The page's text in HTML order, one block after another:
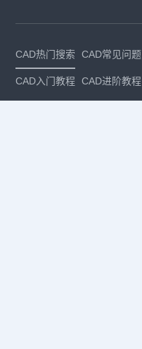
CAD热门搜索 CAD常见问题
CAD入门教程 CAD进阶教程